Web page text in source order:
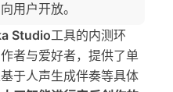
用户开放。
Studio工具的内测环
者与爱好者，提供了单
于人声生成伴奏等具体